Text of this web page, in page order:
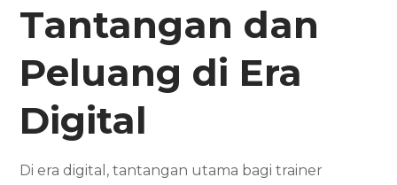
Tantangan dan
Peluang di Era
Digital
Di era digital, tantangan utama bagi trainer